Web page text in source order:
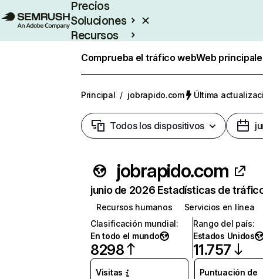
Precios
Soluciones
Recursos
Comprueba el tráfico webWeb
Principal / jobrapido.com Última
Todos los dispositivos
jobrapido.com
junio de 2026 Estadísticas de
Recursos humanos
Servicios en línea
Clasificación mundial:
En todo el mundo
8298
Rango del país:
Estados Unidos
11.757
Visitas
Puntuación de